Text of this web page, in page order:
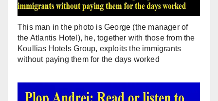
This man in the photo is George (the manager of
the Atlantis Hotel), he, together with those from the
Koullias Hotels Group, exploits the immigrants
without paying them for the days worked